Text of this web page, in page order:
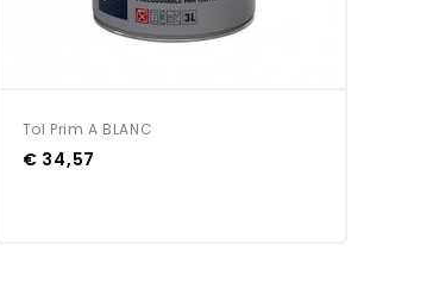
Tol Prim A BLANC
€ 34,57